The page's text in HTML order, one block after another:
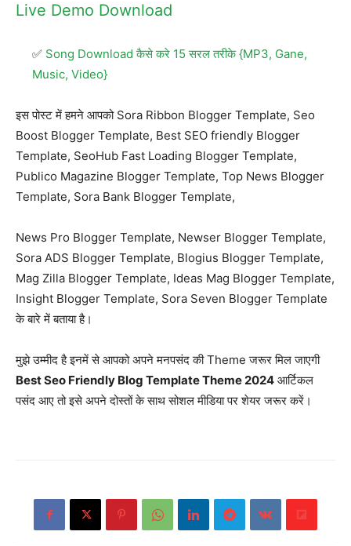
Live Demo Download
Song Download कैसे करे 15 सरल तरीके {MP3, Gane,
Music, Video}
इस पोस्ट में हमने आपको Sora Ribbon Blogger Template, Seo
Boost Blogger Template, Best SEO friendly Blogger
Template, SeoHub Fast Loading Blogger Template,
Publico Magazine Blogger Template, Top News Blogger
Template, Sora Bank Blogger Template,
News Pro Blogger Template, Newser Blogger Template,
Sora ADS Blogger Template, Blogius Blogger Template,
Mag Zilla Blogger Template, Ideas Mag Blogger Template,
Insight Blogger Template, Sora Seven Blogger Template
के बारे में बताया है।
मुझे उम्मीद है इनमें से आपको अपने मनपसंद की Theme जरूर मिल जाएगी
Best Seo Friendly Blog Template Theme 2024 आर्टिकल
पसंद आए तो इसे अपने दोस्तों के साथ सोशल मीडिया पर शेयर जरूर करें।